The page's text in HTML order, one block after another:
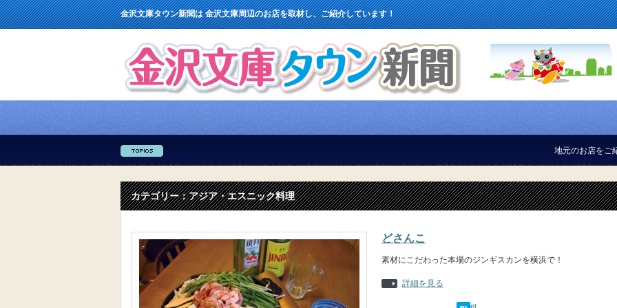
金沢文庫タウン新聞は 金沢文庫周辺のお店を取材し、ご紹介しています！
地元のお店をご紹介して
カテゴリー：アジア・エスニック料理
どさんこ
素材にこだわった本場のジンギスカンを横浜で！
詳細を見る
Tweet